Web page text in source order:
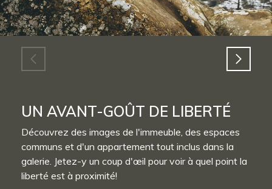
UN AVANT-GOÛT DE LIBERTÉ
Découvrez des images de l'immeuble, des espaces
communs et d'un appartement tout inclus dans la
galerie. Jetez-y un coup d'œil pour voir à quel point la
liberté est à proximité!